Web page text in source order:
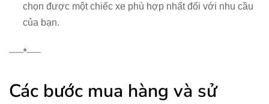
chọn được một chiếc xe phù hợp nhất đối với nhu cầu
của bạn.
—–*—–
Các bước mua hàng và sử